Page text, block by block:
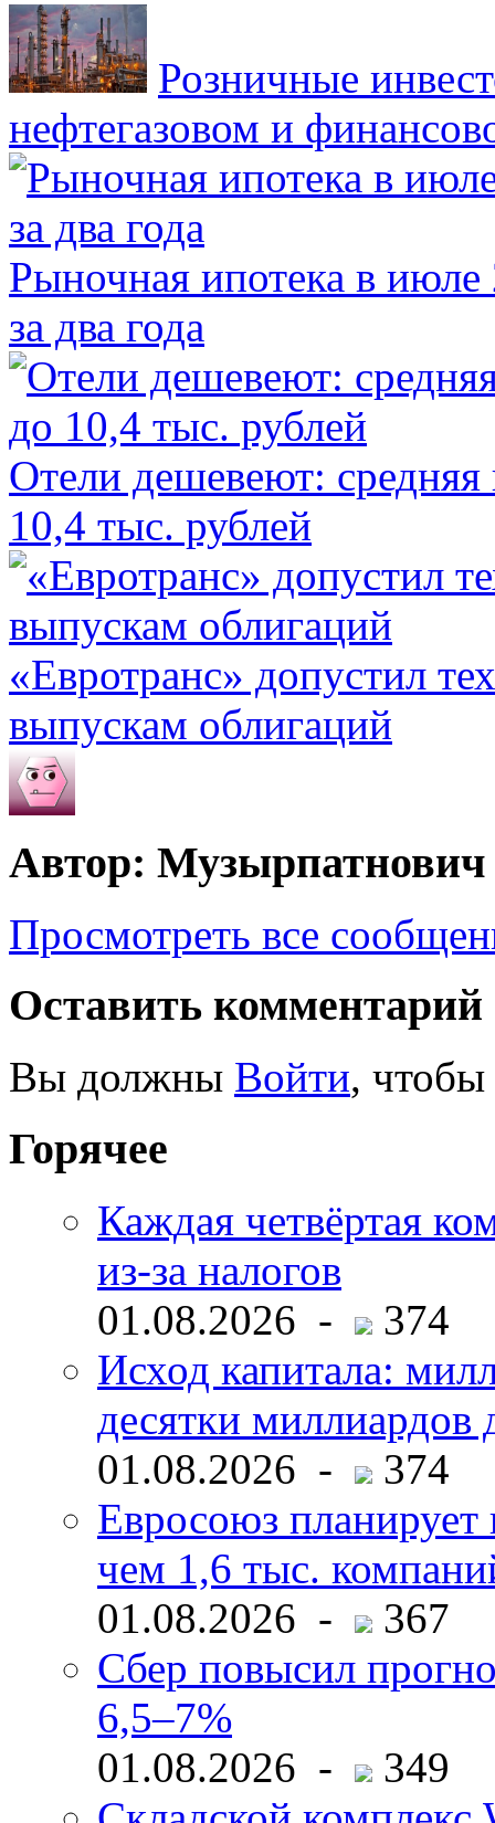
Розничные
нефтегазовом и
Рыночная ипотека в июле
за два года
Отели дешевеют:
10,4 тыс. рублей
«Евротранс» допустил
выпускам облигаций
Автор: Музырпатнович
Просмотреть все
Оставить комментарий
Вы должны Войти, чтобы
Горячее
Каждая четвёртая
из-за налогов
01.08.2026 -
374
Исход капитала:
десятки миллиардов
01.08.2026 -
374
Евросоюз планирует
чем 1,6 тыс.
01.08.2026 -
367
Сбер повысил
6,5–7%
01.08.2026 -
349